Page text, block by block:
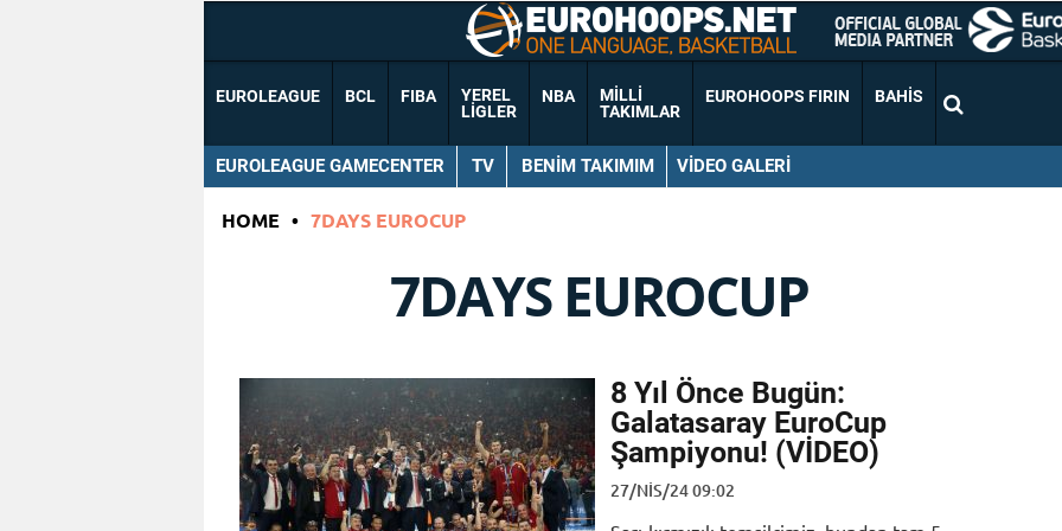
EUROLEAGUE BCL FIBA
YEREL
LIGLER
NBA
MILLI
TAKIMLAR
EUROHOOPS FIRIN BAHIS
EUROLEAGUE GAMECENTER TV BENIM TAKIMIM VIDEO GALERI
HOME • 7DAYS EUROCUP
7DAYS EUROCUP
8 Yıl Önce Bugün:
Galatasaray EuroCup
Şampiyonu! (VİDEO)
27/NIS/24 09:02